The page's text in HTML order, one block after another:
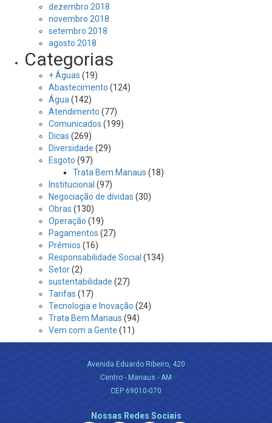
dezembro 2018
novembro 2018
setembro 2018
agosto 2018
Categorias
+ Águas (19)
Abastecimento (124)
Água (142)
Atendimento (77)
Comunicados (199)
Dicas (269)
Diversidade (29)
Esgoto (97)
Trata Bem Manaus (18)
Institucional (97)
Negociação de dívidas (30)
Obras (130)
Operação (19)
Pagamentos (27)
Prêmios (16)
Responsabilidade Social (134)
Setor(2)
sustentabilidade (27)
Tarifas (17)
Tecnologia e Inovação (24)
Trata Bem Manaus (94)
Vem com a Gente (11)
Avenida Eduardo Ribeiro, 420
Centro - Manaus - AM
CEP 69010-070
Nossas Redes Sociais